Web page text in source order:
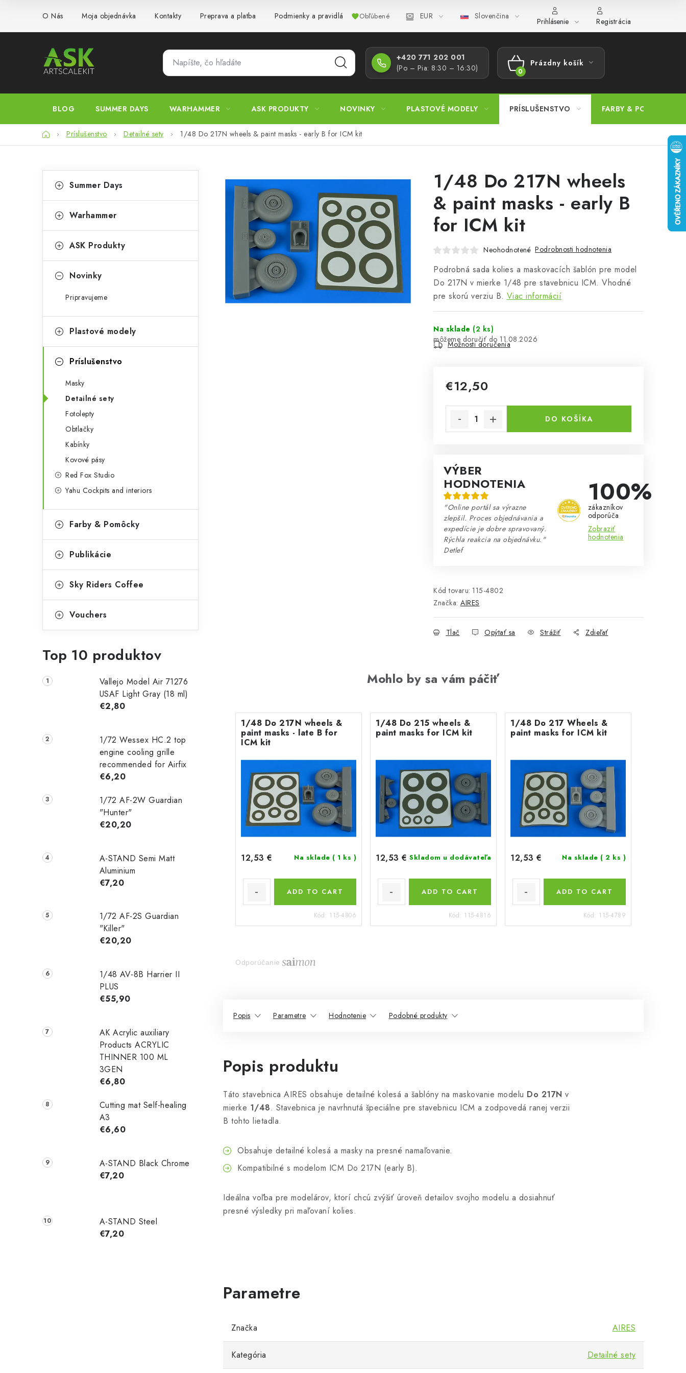
obsah
O Nás Moja objednávka Kontakty Preprava a platba Podmienky a pravidlá Zásady ochrany osobných údajov Postup pri podávaní sťažností Veľkoobchod
Obľúbené EUR Slovenčina
Prihlásenie Registrácia
+420 771 202 001​
(Po – Pia: 8:30 – 16:30)
NÁKUPNÝ
Prázdny košík
BLOG SUMMER DAYS WARHAMMER ASK PRODUKTY NOVINKY PLASTOVÉ MODELY PRÍSLUŠENSTVO FARBY & POMÔCKY
DomovPríslušenstvo Detailné sety 1/48 Do 217N wheels & paint masks - early B for ICM kit
o
n
ý
n
l
kategórie
a
e
ó
e
Summer Days
Warhammer
ASK Produkty
Novinky
Pripravujeme
Plastové modely
Príslušenstvo
Masky
Detailné sety
Fotolepty
Obtlačky
Kabínky
Kovové pásy
Red Fox Studio
Yahu Cockpits and interiors
Farby & Pomôcky
Publikácie
Sky Riders Coffee
Vouchers
Top 10 produktov
Vallejo Model Air 71276
USAF Light Gray (18 ml)
€2,80
1/72 Wessex HC.2 top
engine cooling grille
recommended for Airfix
€6,20
1/72 AF-2W Guardian
"Hunter"
€20,20
A-STAND Semi Matt
Aluminium
€7,20
1/72 AF-2S Guardian
"Killer"
€20,20
1/48 AV-8B Harrier II
PLUS
€55,90
AK Acrylic auxiliary
Products ACRYLIC
THINNER 100 ML
3GEN
€6,80
Cutting mat Self-healing
A3
€6,60
A-STAND Black Chrome
€7,20
A-STAND Steel
€7,20
1/48 Do 217N wheels
& paint masks - early B
for ICM kit
Neohodnotené Podrobnosti hodnotenia
Podrobná sada kolies a maskovacích šablón pre model
Do 217N v mierke 1/48 pre stavebnicu ICM. Vhodné
pre skorú verziu B. Viac informácií
Na sklade (2 ks)
11.08.2026
Možnosti doručenia
€12,50
DO KOŠÍKA
VÝBER
HODNOTENIA
"Online portál sa výrazne
zlepšil. Proces objednávania a
expedície je dobre spravovaný.
Rýchla reakcia na objednávku."
Detlef
100%
zákazníkov
odporúča
Zobraziť
hodnotenia
Kód tovaru: 115-4802
Značka: AIRES
Tlač Opýtať sa Strážiť Zdieľať
Mohlo by sa vám páčiť
1/48 Do 217N wheels &
paint masks - late B for
ICM kit
12,53 € Na sklade ( 1 ks )
ADD TO CART
Kód: 115-4806
1/48 Do 215 wheels &
paint masks for ICM kit
12,53 € Skladom u dodávateľa
ADD TO CART
Kód: 115-4816
1/48 Do 217 Wheels &
paint masks for ICM kit
12,53 € Na sklade ( 2 ks )
ADD TO CART
Kód: 115-4789
Odporúčanie
Popis Parametre Hodnotenie Podobné produkty
Popis produktu
Táto stavebnica AIRES obsahuje detailné kolesá a šablóny na maskovanie modelu Do 217N v
mierke 1/48. Stavebnica je navrhnutá špeciálne pre stavebnicu ICM a zodpovedá ranej verzii
B tohto lietadla.
Obsahuje detailné kolesá a masky na presné namaľovanie.
Kompatibilné s modelom ICM Do 217N (early B).
Ideálna voľba pre modelárov, ktorí chcú zvýšiť úroveň detailov svojho modelu a dosiahnuť
presné výsledky pri maľovaní kolies.
Značka AIRES
Kategória Detailné sety